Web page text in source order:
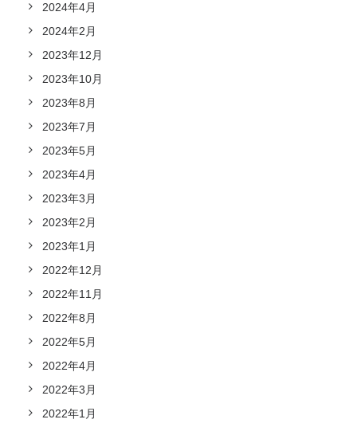
2024年4月
2024年2月
2023年12月
2023年10月
2023年8月
2023年7月
2023年5月
2023年4月
2023年3月
2023年2月
2023年1月
2022年12月
2022年11月
2022年8月
2022年5月
2022年4月
2022年3月
2022年1月